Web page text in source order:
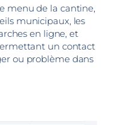
menu de la cantine,
municipaux, les
en ligne, et
un contact
ou problème dans